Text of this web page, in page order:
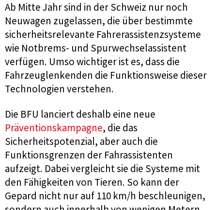
Ab Mitte Jahr sind in der Schweiz nur noch
Neuwagen zugelassen, die über bestimmte
sicherheitsrelevante Fahrerassistenzsysteme
wie Notbrems- und Spurwechselassistent
verfügen. Umso wichtiger ist es, dass die
Fahrzeuglenkenden die Funktionsweise dieser
Technologien verstehen.
Die BFU lanciert deshalb eine neue
Präventionskampagne, die das
Sicherheitspotenzial, aber auch die
Funktionsgrenzen der Fahrassistenten
aufzeigt. Dabei vergleicht sie die Systeme mit
den Fähigkeiten von Tieren. So kann der
Gepard nicht nur auf 110 km/h beschleunigen,